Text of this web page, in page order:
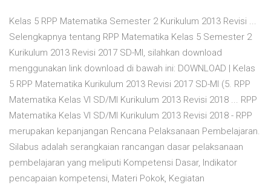
Kelas 5 RPP Matematika Semester 2 Kurikulum 2013 Revisi ...
Selengkapnya tentang RPP Matematika Kelas 5 Semester 2
Kurikulum 2013 Revisi 2017 SD-MI, silahkan download
menggunakan link download di bawah ini: DOWNLOAD | Kelas
5 RPP Matematika Kurikulum 2013 Revisi 2017 SD-MI (5. RPP
Matematika Kelas VI SD/MI Kurikulum 2013 Revisi 2018 ... RPP
Matematika Kelas VI SD/MI Kurikulum 2013 Revisi 2018 - RPP
merupakan kepanjangan Rencana Pelaksanaan Pembelajaran.
Silabus adalah serangkaian rancangan dasar pelaksanaan
pembelajaran yang meliputi Kompetensi Dasar, Indikator
pencapaian kompetensi, Materi Pokok, Kegiatan